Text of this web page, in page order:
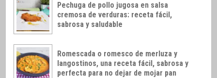
Pechuga de pollo jugosa en salsa
cremosa de verduras: receta fácil,
sabrosa y saludable
Romescada o romesco de merluza y
langostinos, una receta fácil, sabrosa y
perfecta para no dejar de mojar pan